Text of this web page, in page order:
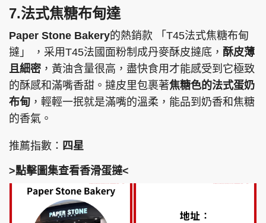
7.法式焦糖布甸達
Paper Stone Bakery的熱銷款 「T45法式焦糖布甸
撻」 ，采用T45法國面粉制成丹麥酥皮撻底， 酥皮薄
且細密 ，黃油含量很高，盡快食用才能感受到它極致
的酥感和滿嘴香甜。撻皮里包裹著焦糖色的法式蛋奶
布甸 ，輕輕一抿就是滿嘴的溫柔，能品到奶香和焦糖
的香氣。
推薦指數： 四星
>點擊圖集查看香滑蛋撻<